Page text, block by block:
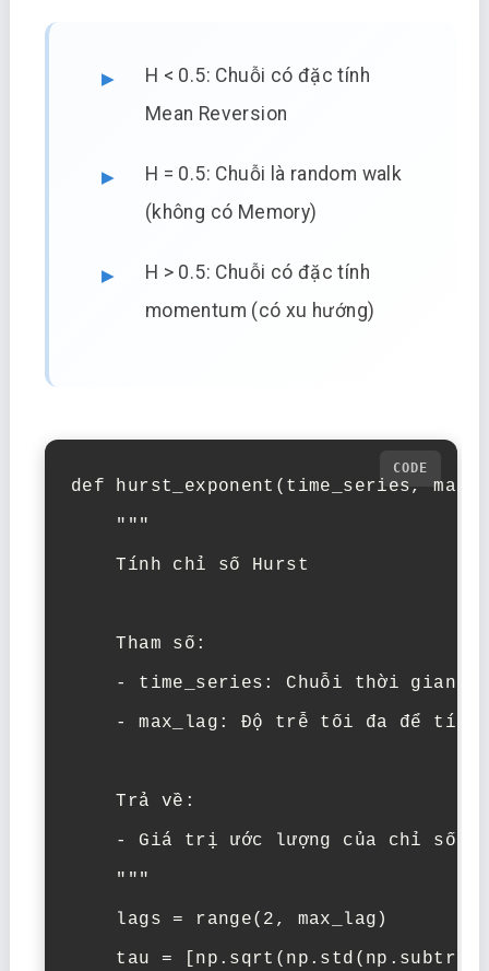
H < 0.5: Chuỗi có đặc tính
Mean Reversion
H = 0.5: Chuỗi là random walk
(không có Memory)
H > 0.5: Chuỗi có đặc tính
momentum (có xu hướng)
def hurst_exponent(time_series,
    """
    Tính chỉ số Hurst
    Tham số:
- time_series: Chuỗi thời gian
- max_lag: Độ trễ tối đa để tính
    Trả về:
- Giá trị ước lượng của chỉ số
    """
    lags = range(2, max_lag)
tau =